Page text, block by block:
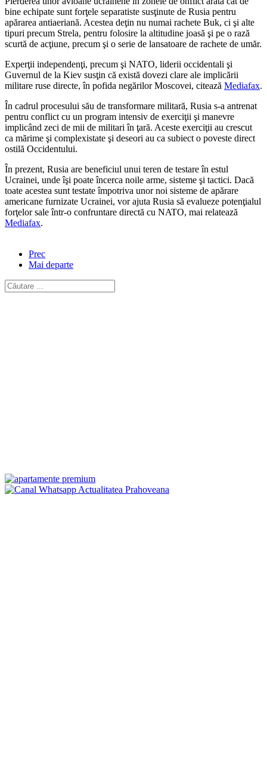
bine echipate sunt forţele separatiste susţinute de Rusia pentru
apărarea antiaeriană. Acestea deţin nu numai rachete Buk, ci şi alte
tipuri precum Strela, pentru folosire la altitudine joasă şi pe o rază
scurtă de acţiune, precum şi o serie de lansatoare de rachete de umăr.
Experţii independenţi, precum şi NATO, liderii occidentali şi
Guvernul de la Kiev susţin că există dovezi clare ale implicării
militare ruse directe, în pofida negărilor Moscovei, citează Mediafax.
În cadrul procesului său de transformare militară, Rusia s-a antrenat
pentru conflict cu un program intensiv de exerciţii şi manevre
implicând zeci de mii de militari în ţară. Aceste exerciţii au crescut
ca mărime şi complexistate şi deseori au ca subiect o poveste direct
ostilă Occidentului.
În prezent, Rusia are beneficiul unui teren de testare în estul
Ucrainei, unde îşi poate încerca noile arme, sisteme şi tactici. Dacă
toate acestea sunt testate împotriva unor noi sisteme de apărare
americane furnizate Ucrainei, vor ajuta Rusia să evalueze potenţialul
forţelor sale într-o confruntare directă cu NATO, mai relatează
Mediafax.
Prec
Mai departe